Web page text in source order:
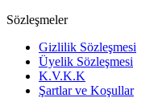
Sözleşmeler
Gizlilik Sözleşmesi
Üyelik Sözleşmesi
K.V.K.K
Şartlar ve Koşullar